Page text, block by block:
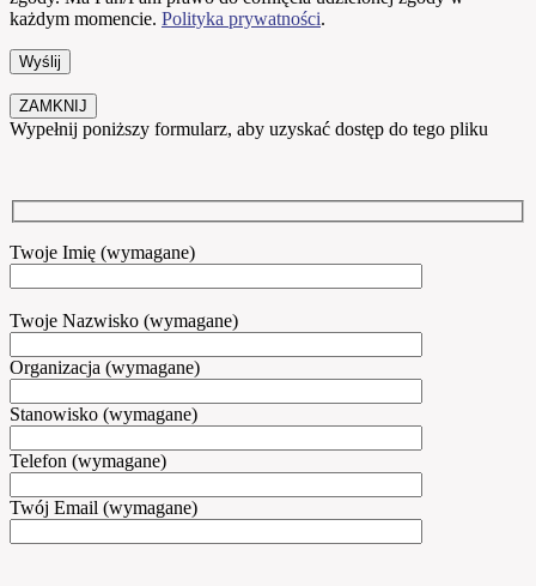
każdym momencie. Polityka prywatności.
ZAMKNIJ
Wypełnij poniższy formularz, aby uzyskać dostęp do tego pliku
Twoje Imię (wymagane)
Twoje Nazwisko (wymagane)
Organizacja (wymagane)
Stanowisko (wymagane)
Telefon (wymagane)
Twój Email (wymagane)